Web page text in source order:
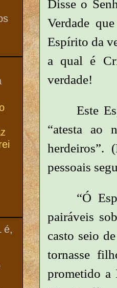
Disse o
Verdade
Espírito da
a qual é
verdade!
Este
“atesta ao
herdeiros”.
pessoais
“Ó
pairáveis
casto seio
tornasse
prometido a
é,